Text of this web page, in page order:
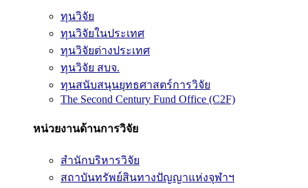
ทุนวิจัย
ทุนวิจัยในประเทศ
ทุนวิจัยต่างประเทศ
ทุนวิจัย สบจ.
ทุนสนับสนุนยุทธศาสตร์การวิจัย
The Second Century Fund Office (C2F)
หน่วยงานด้านการวิจัย
สำนักบริหารวิจัย
สถาบันทรัพย์สินทางปัญญาแห่งจุฬาฯ